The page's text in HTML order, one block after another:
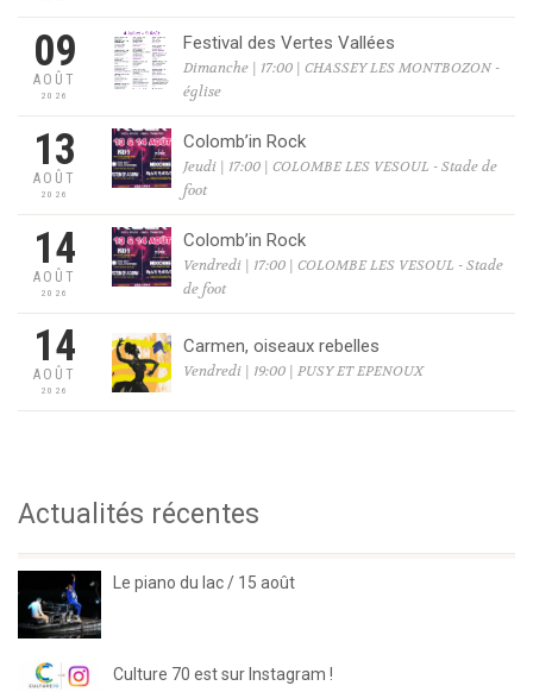
09
AOÛT
2026
Festival des Vertes Vallées
Dimanche | 17:00 | CHASSEY LES MONTBOZON -
église
13
AOÛT
2026
Colomb’in Rock
Jeudi | 17:00 | COLOMBE LES VESOUL - Stade de
foot
14
AOÛT
2026
Colomb’in Rock
Vendredi | 17:00 | COLOMBE LES VESOUL - Stade
de foot
14
AOÛT
2026
Carmen, oiseaux rebelles
Vendredi | 19:00 | PUSY ET EPENOUX
Actualités récentes
Le piano du lac / 15 août
Culture 70 est sur Instagram !